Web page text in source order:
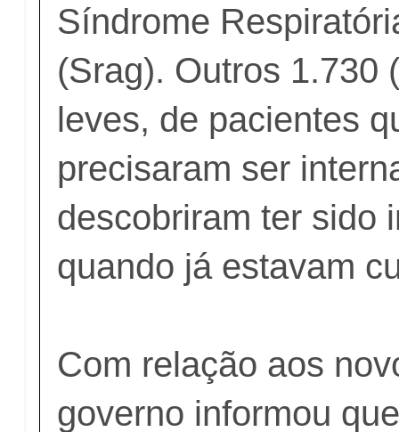
Síndrome
(Srag). Outros 1.730
leves, de pacientes
precisaram ser
descobriram ter sido
quando já estavam
Com relação aos
governo informou